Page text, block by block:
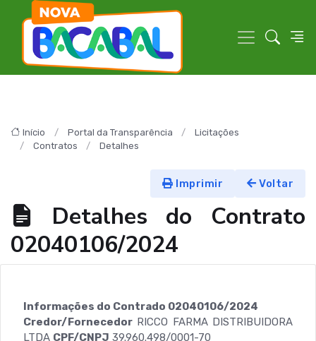
Início Portal da Transparência
Licitações
Contratos
Detalhes
Voltar
Imprimir
Detalhes do Contrato
02040106/2024
Informações do Contrado 02040106/2024
Credor/Fornecedor RICCO FARMA DISTRIBUIDORA
LTDA CPF/CNPJ 39.960.498/0001-70